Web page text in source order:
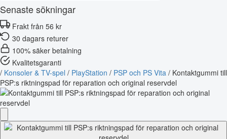
Senaste sökningar
Frakt från 56 kr
30 dagars returer
100% säker betalning
Kvalitetsgaranti
/ Konsoler & TV-spel / PlayStation / PSP och PS Vita / Kontaktgummi till
PSP:s riktningspad för reparation och original reservdel